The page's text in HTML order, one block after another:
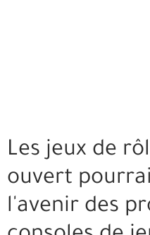
Les jeux de
ouvert
l'avenir des